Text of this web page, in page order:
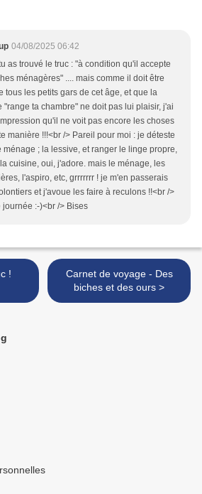
04/08/2025 06:42
as trouvé le truc : "à condition qu'il accepte
ménagères" .... mais comme il doit être
tous les petits gars de cet âge, et que la
"range ta chambre" ne doit pas lui plaisir, j'ai
qu'il ne voit pas encore les choses
manière !!!<br /> Pareil pour moi : je déteste
ménage ; la lessive, et ranger le linge propre,
cuisine, oui, j'adore. mais le ménage, les
l'aspiro, etc, grrrrrrr ! je m'en passerais
et j'avoue les faire à reculons !!<br />
journée :-)<br /> Bises
!
Carnet de voyage - Des
biches et des ours >